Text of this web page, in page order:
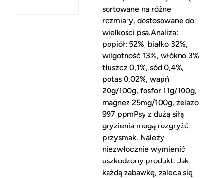
sortowane na różne
rozmiary, dostosowane do
wielkości psa.Analiza:
popiół: 52%, białko 32%,
wilgotność 13%, włókno 3%,
tłuszcz 0,1%, sód 0,4%,
potas 0,02%, wapń
20g/100g, fosfor 11g/100g,
magnez 25mg/100g, żelazo
997 ppmPsy z dużą siłą
gryzienia mogą rozgryźć
przysmak. Należy
niezwłocznie wymienić
uszkodzony produkt. Jak
każdą zabawkę, zaleca się